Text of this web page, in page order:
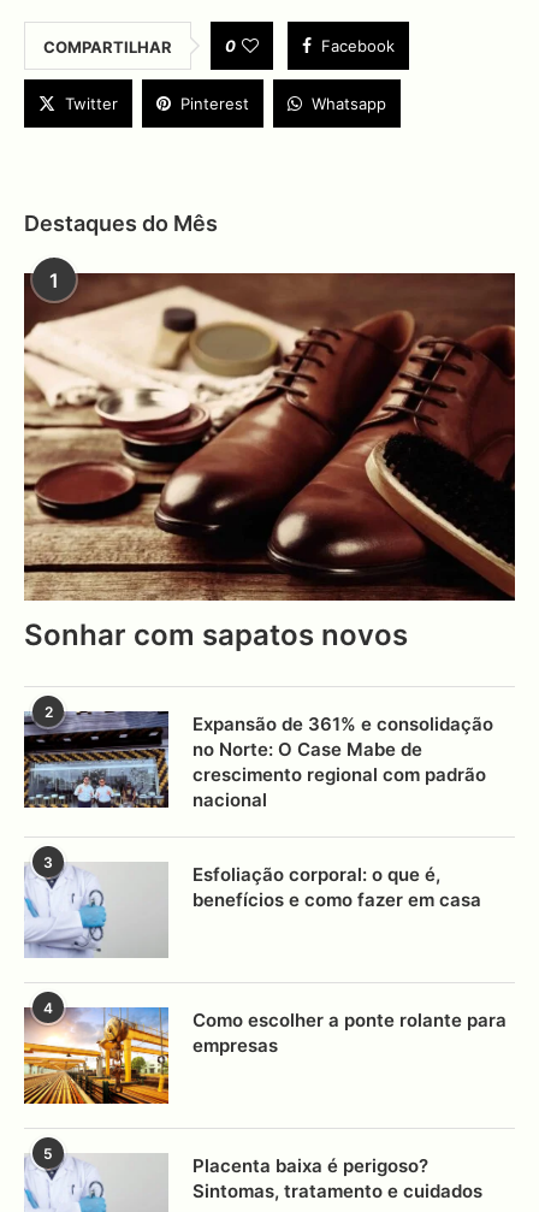
COMPARTILHAR 0 Facebook
Twitter Pinterest Whatsapp
Destaques do Mês
1
Sonhar com sapatos novos
2
Expansão de 361% e consolidação
no Norte: O Case Mabe de
crescimento regional com padrão
nacional
3
Esfoliação corporal: o que é,
benefícios e como fazer em casa
4
Como escolher a ponte rolante para
empresas
5
Placenta baixa é perigoso?
Sintomas, tratamento e cuidados